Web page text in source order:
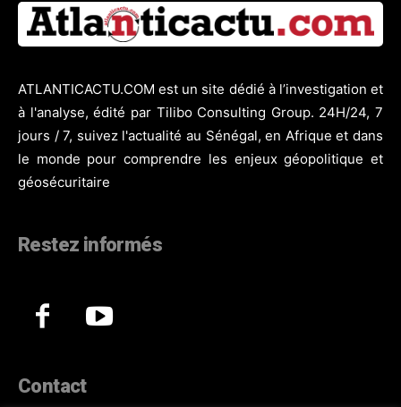
ATLANTICACTU.COM est un site dédié à l’investigation et
à l'analyse, édité par Tilibo Consulting Group. 24H/24, 7
jours / 7, suivez l'actualité au Sénégal, en Afrique et dans
le monde pour comprendre les enjeux géopolitique et
géosécuritaire
Restez informés
Contact